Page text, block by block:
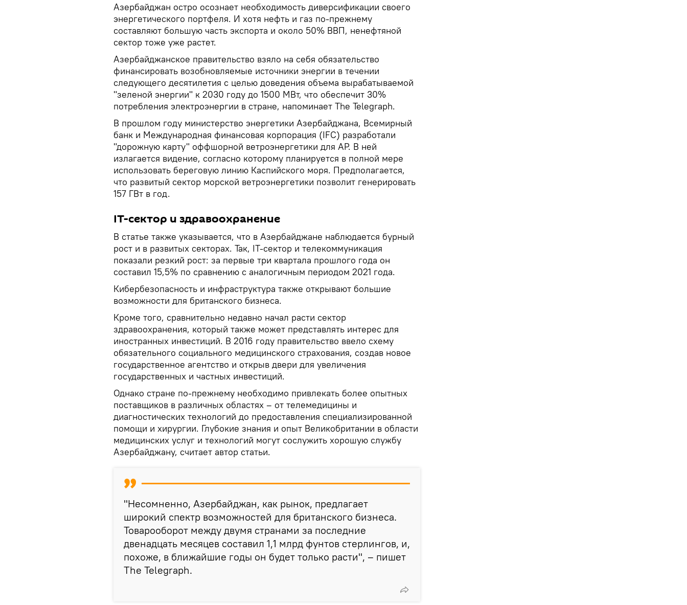
Азербайджан остро осознает необходимость диверсификации своего
энергетического портфеля. И хотя нефть и газ по-прежнему
составляют большую часть экспорта и около 50% ВВП, ненефтяной
сектор тоже уже растет.
Азербайджанское правительство взяло на себя обязательство
финансировать возобновляемые источники энергии в течении
следующего десятилетия с целью доведения объема вырабатываемой
"зеленой энергии" к 2030 году до 1500 МВт, что обеспечит 30%
потребления электроэнергии в стране, напоминает The Telegraph.
В прошлом году министерство энергетики Азербайджана, Всемирный
банк и Международная финансовая корпорация (IFC) разработали
"дорожную карту" оффшорной ветроэнергетики для АР. В ней
излагается видение, согласно которому планируется в полной мере
использовать береговую линию Каспийского моря. Предполагается,
что развитый сектор морской ветроэнергетики позволит генерировать
157 ГВт в год.
IT-сектор и здравоохранение
В статье также указывается, что в Азербайджане наблюдается бурный
рост и в развитых секторах. Так, IT-сектор и телекоммуникация
показали резкий рост: за первые три квартала прошлого года он
составил 15,5% по сравнению с аналогичным периодом 2021 года.
Кибербезопасность и инфраструктура также открывают большие
возможности для британского бизнеса.
Кроме того, сравнительно недавно начал расти сектор
здравоохранения, который также может представлять интерес для
иностранных инвестиций. В 2016 году правительство ввело схему
обязательного социального медицинского страхования, создав новое
государственное агентство и открыв двери для увеличения
государственных и частных инвестиций.
Однако стране по-прежнему необходимо привлекать более опытных
поставщиков в различных областях – от телемедицины и
диагностических технологий до предоставления специализированной
помощи и хирургии. Глубокие знания и опыт Великобритании в области
медицинских услуг и технологий могут сослужить хорошую службу
Азербайджану, считает автор статьи.
"Несомненно, Азербайджан, как рынок, предлагает
широкий спектр возможностей для британского бизнеса.
Товарооборот между двумя странами за последние
двенадцать месяцев составил 1,1 млрд фунтов стерлингов, и,
похоже, в ближайшие годы он будет только расти", – пишет
The Telegraph.